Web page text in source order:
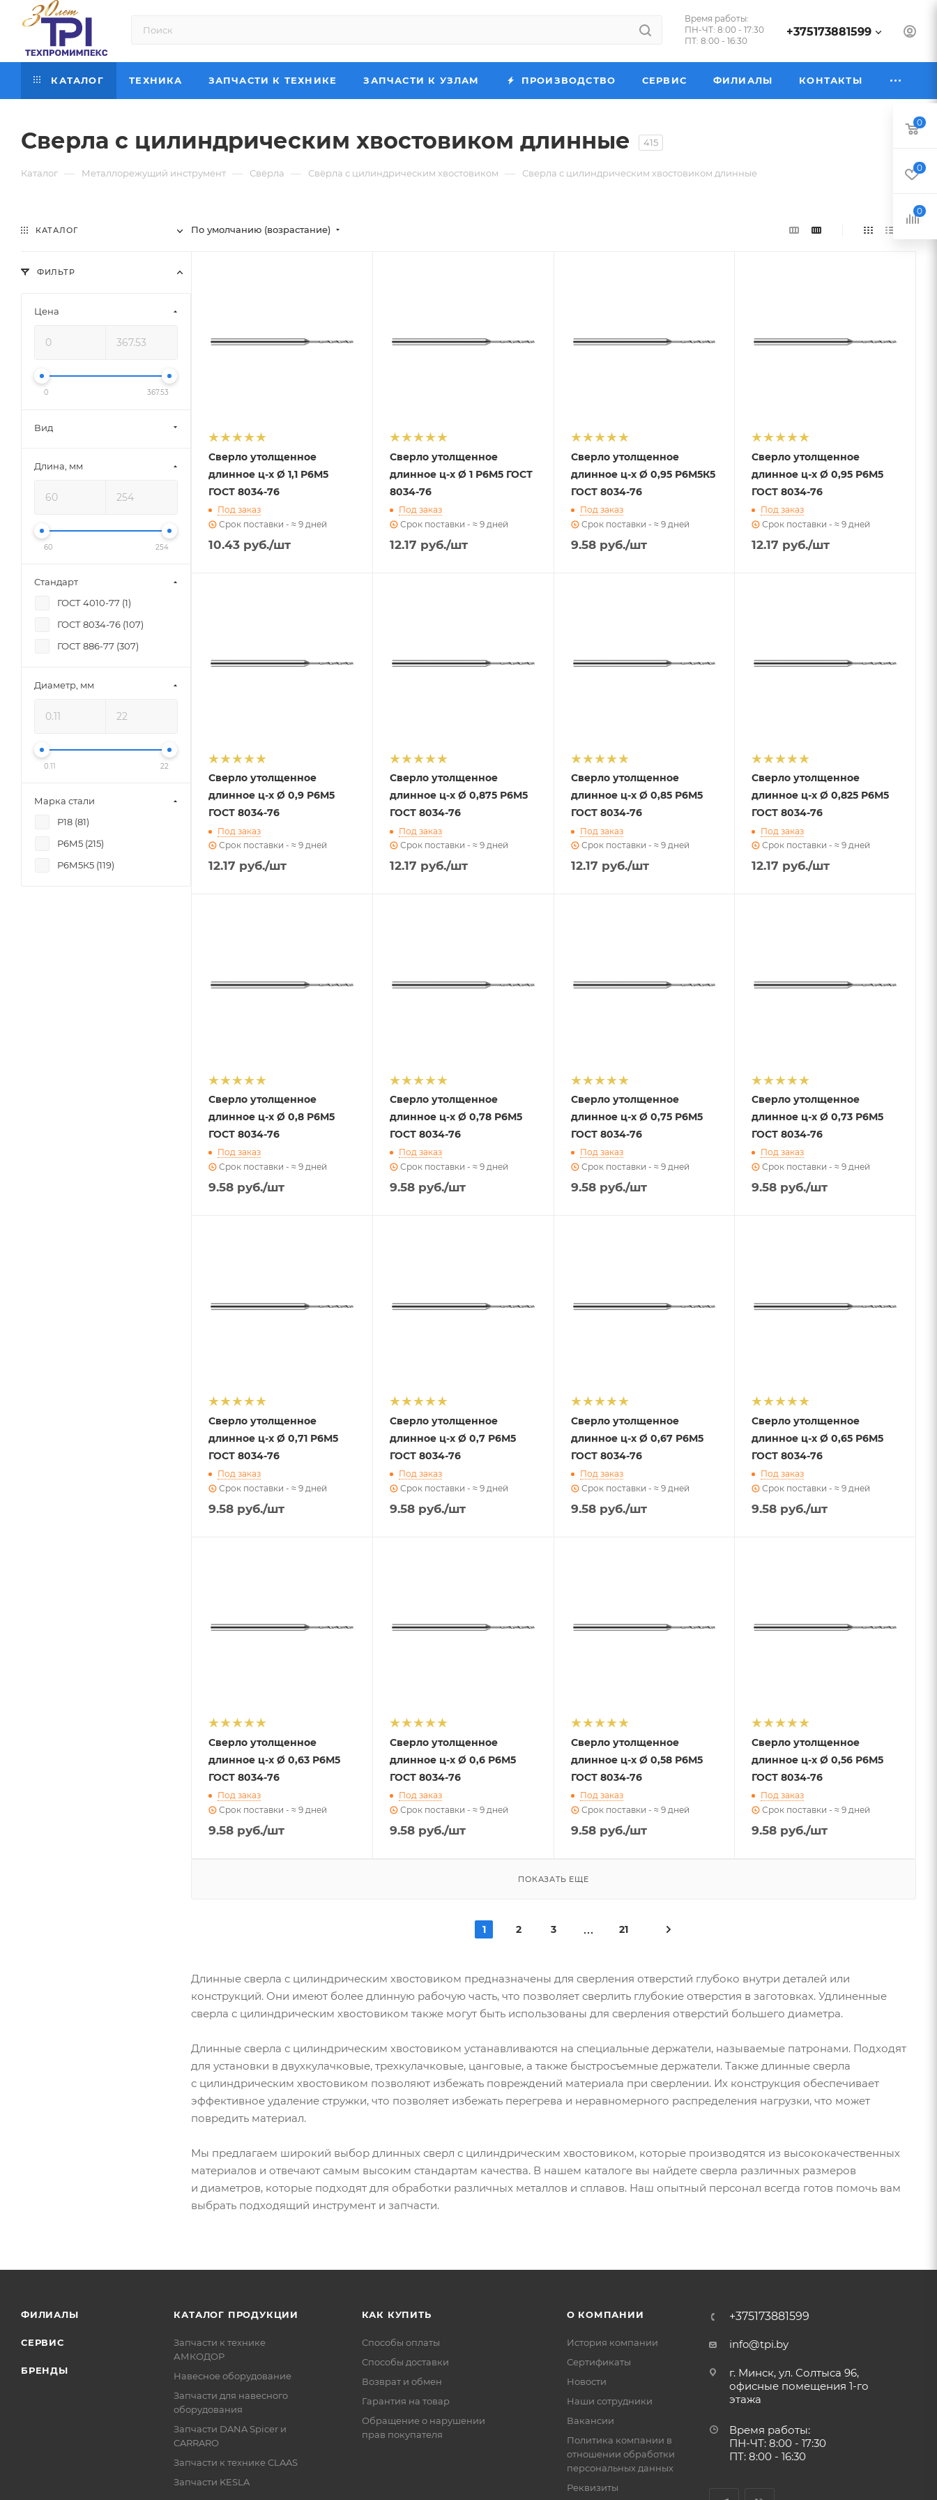
Время работы:
ПН-ЧТ: 8:00 - 17:30
ПТ: 8:00 - 16:30
+375173881599
КАТАЛОГ ТЕХНИКА ЗАПЧАСТИ К ТЕХНИКЕ ЗАПЧАСТИ К УЗЛАМ ПРОИЗВОДСТВО СЕРВИС ФИЛИАЛЫ КОНТАКТЫ
Сверла с цилиндрическим хвостовиком длинные 415
Каталог — Металлорежущий инструмент — Свёрла — Свёрла с цилиндрическим хвостовиком — Сверла с цилиндрическим хвостовиком длинные
По умолчанию (возрастание)
Сверло утолщенное
длинное ц-х Ø 1,1 Р6М5
ГОСТ 8034-76
Под заказ
Срок поставки - ≈ 9 дней
10.43 руб./шт
Сверло утолщенное
длинное ц-х Ø 1 Р6М5 ГОСТ
8034-76
Под заказ
Срок поставки - ≈ 9 дней
12.17 руб./шт
Сверло утолщенное
длинное ц-х Ø 0,95 Р6М5К5
ГОСТ 8034-76
Под заказ
Срок поставки - ≈ 9 дней
9.58руб./шт
Сверло утолщенное
длинное ц-х Ø 0,95 Р6М5
ГОСТ 8034-76
Под заказ
Срок поставки - ≈ 9 дней
12.17 руб./шт
Сверло утолщенное
длинное ц-х Ø 0,9 Р6М5
ГОСТ 8034-76
Под заказ
Срок поставки - ≈ 9 дней
12.17 руб./шт
Сверло утолщенное
длинное ц-х Ø 0,875 Р6М5
ГОСТ 8034-76
Под заказ
Срок поставки - ≈ 9 дней
12.17 руб./шт
Сверло утолщенное
длинное ц-х Ø 0,85 Р6М5
ГОСТ 8034-76
Под заказ
Срок поставки - ≈ 9 дней
12.17 руб./шт
Сверло утолщенное
длинное ц-х Ø 0,825 Р6М5
ГОСТ 8034-76
Под заказ
Срок поставки - ≈ 9 дней
12.17 руб./шт
Сверло утолщенное
длинное ц-х Ø 0,8 Р6М5
ГОСТ 8034-76
Под заказ
Срок поставки - ≈ 9 дней
9.58 руб./шт
Сверло утолщенное
длинное ц-х Ø 0,78 Р6М5
ГОСТ 8034-76
Под заказ
Срок поставки - ≈ 9 дней
9.58руб./шт
Сверло утолщенное
длинное ц-х Ø 0,75 Р6М5
ГОСТ 8034-76
Под заказ
Срок поставки - ≈ 9 дней
9.58руб./шт
Сверло утолщенное
длинное ц-х Ø 0,73 Р6М5
ГОСТ 8034-76
Под заказ
Срок поставки - ≈ 9 дней
9.58 руб./шт
Сверло утолщенное
длинное ц-х Ø 0,71 Р6М5
ГОСТ 8034-76
Под заказ
Срок поставки - ≈ 9 дней
9.58 руб./шт
Сверло утолщенное
длинное ц-х Ø 0,7 Р6М5
ГОСТ 8034-76
Под заказ
Срок поставки - ≈ 9 дней
9.58руб./шт
Сверло утолщенное
длинное ц-х Ø 0,67 Р6М5
ГОСТ 8034-76
Под заказ
Срок поставки - ≈ 9 дней
9.58руб./шт
Сверло утолщенное
длинное ц-х Ø 0,65 Р6М5
ГОСТ 8034-76
Под заказ
Срок поставки - ≈ 9 дней
9.58 руб./шт
Сверло утолщенное
длинное ц-х Ø 0,63 Р6М5
ГОСТ 8034-76
Под заказ
Срок поставки - ≈ 9 дней
9.58 руб./шт
Сверло утолщенное
длинное ц-х Ø 0,6 Р6М5
ГОСТ 8034-76
Под заказ
Срок поставки - ≈ 9 дней
9.58руб./шт
Сверло утолщенное
длинное ц-х Ø 0,58 Р6М5
ГОСТ 8034-76
Под заказ
Срок поставки - ≈ 9 дней
9.58руб./шт
Сверло утолщенное
длинное ц-х Ø 0,56 Р6М5
ГОСТ 8034-76
Под заказ
Срок поставки - ≈ 9 дней
9.58 руб./шт
ПОКАЗАТЬ ЕЩЕ
1 2 3 21
Длинные сверла с цилиндрическим хвостовиком предназначены для сверления отверстий глубоко внутри деталей или
конструкций. Они имеют более длинную рабочую часть, что позволяет сверлить глубокие отверстия в заготовках. Удлиненные
сверла с цилиндрическим хвостовиком также могут быть использованы для сверления отверстий большего диаметра.
Длинные сверла с цилиндрическим хвостовиком устанавливаются на специальные держатели, называемые патронами. Подходят
для установки в двухкулачковые, трехкулачковые, цанговые, а также быстросъемные держатели. Также длинные сверла
с цилиндрическим хвостовиком позволяют избежать повреждений материала при сверлении. Их конструкция обеспечивает
эффективное удаление стружки, что позволяет избежать перегрева и неравномерного распределения нагрузки, что может
повредить материал.
Мы предлагаем широкий выбор длинных сверл с цилиндрическим хвостовиком, которые производятся из высококачественных
материалов и отвечают самым высоким стандартам качества. В нашем каталоге вы найдете сверла различных размеров
и диаметров, которые подходят для обработки различных металлов и сплавов. Наш опытный персонал всегда готов помочь вам
выбрать подходящий инструмент и запчасти.
КАТАЛОГ
ФИЛЬТР
Цена
0 367.53
Вид
Длина, мм
60 254
Стандарт
ГОСТ 4010-77 (1)
ГОСТ 8034-76 (107)
ГОСТ 886-77 (307)
Диаметр, мм
0.11 22
Марка стали
Р18 (81)
Р6М5 (215)
Р6М5К5 (119)
ФИЛИАЛЫ
СЕРВИС
БРЕНДЫ
КАТАЛОГ ПРОДУКЦИИ
Запчасти к технике
АМКОДОР
Навесное оборудование
Запчасти для навесного
оборудования
Запчасти DANA Spicer и
CARRARO
Запчасти к технике CLAAS
Запчасти KESLA
КАК КУПИТЬ
Способы оплаты
Способы доставки
Возврат и обмен
Гарантия на товар
Обращение о нарушении
прав покупателя
О КОМПАНИИ
История компании
Сертификаты
Новости
Наши сотрудники
Вакансии
Политика компании в
отношении обработки
персональных данных
Реквизиты
+375173881599
info@tpi.by
г. Минск, ул. Солтыса 96,
офисные помещения 1-го
этажа
Время работы:
ПН-ЧТ: 8:00 - 17:30
ПТ: 8:00 - 16:30
0
0
0